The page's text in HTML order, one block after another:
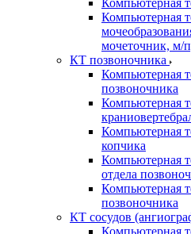
Компьютерная
Компьютерная
мочеточник, м/
КТ позвоночника
Компьютерная
позвоночника
Компьютерная
Компьютерная
копчика
Компьютерная
отдела
Компьютерная
позвоночника
КТ сосудов
Компьютерная